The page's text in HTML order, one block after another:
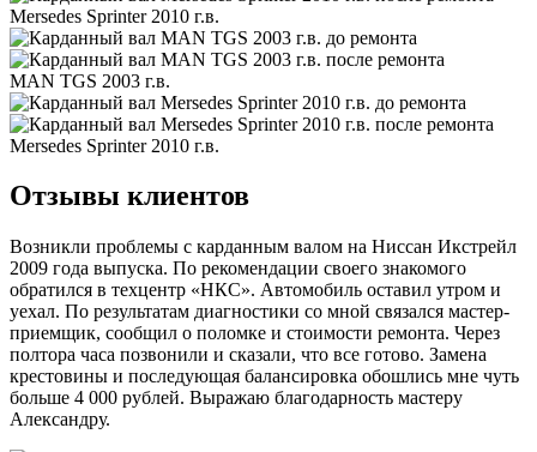
Mersedes Sprinter 2010 г.в.
MAN TGS 2003 г.в.
Mersedes Sprinter 2010 г.в.
Отзывы клиентов
Возникли проблемы с карданным валом на Ниссан Икстрейл
2009 года выпуска. По рекомендации своего знакомого
обратился в техцентр «НКС». Автомобиль оставил утром и
уехал. По результатам диагностики со мной связался мастер-
приемщик, сообщил о поломке и стоимости ремонта. Через
полтора часа позвонили и сказали, что все готово. Замена
крестовины и последующая балансировка обошлись мне чуть
больше 4 000 рублей. Выражаю благодарность мастеру
Александру.